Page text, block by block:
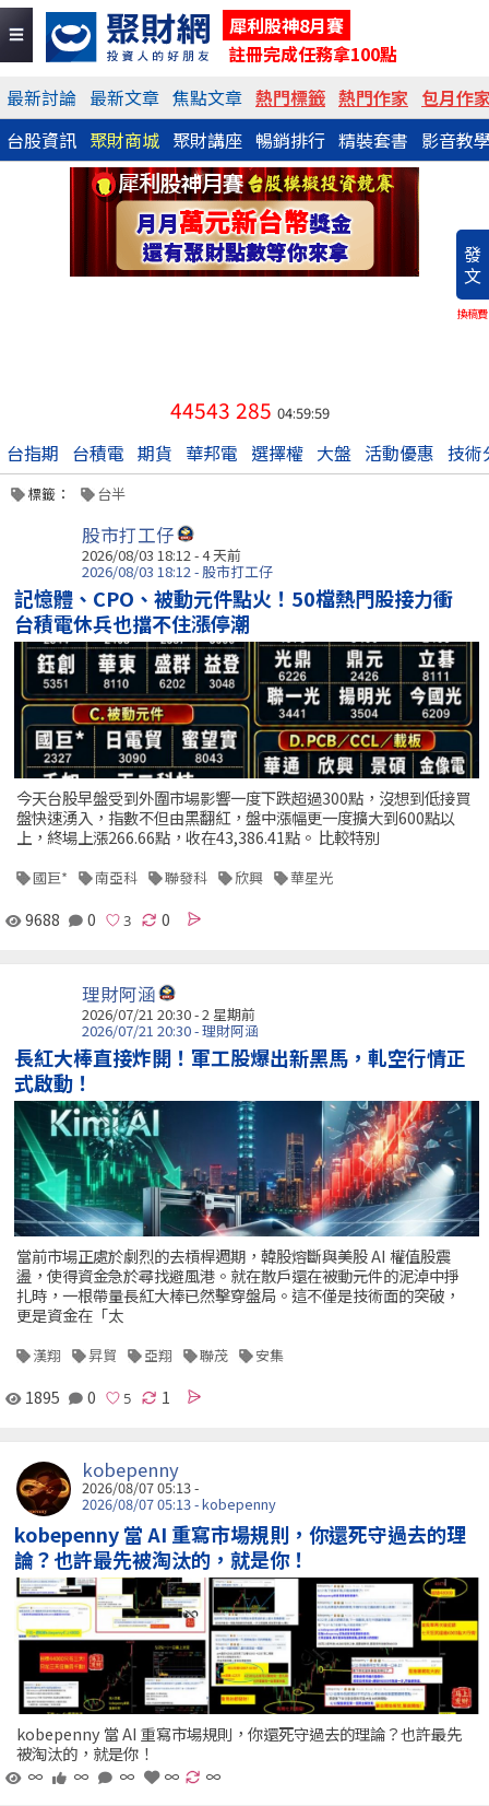
犀利股神8月賽
註冊完成任務拿100點
最新討論 最新文章 焦點文章 熱門標籤 熱門作家 包月作
台股資訊 聚財商城 聚財講座 暢銷排行 精裝套書 影音教
發
文
換稿費
44543 285 04:59:59
台指期 台積電 期貨 華邦電 選擇權 大盤 活動優惠 技術
標籤： 台半
股市打工仔
2026/08/03 18:12 - 4 天前
2026/08/03 18:12 - 股市打工仔
記憶體、CPO、被動元件點火！50檔熱門股接力衝
台積電休兵也擋不住漲停潮
今天台股早盤受到外圍市場影響一度下跌超過300點，沒想到低接買
盤快速湧入，指數不但由黑翻紅，盤中漲幅更一度擴大到600點以
上，終場上漲266.66點，收在43,386.41點。 比較特別
國巨* 南亞科 聯發科 欣興 華星光
9688 0 0
理財阿涵
2026/07/21 20:30 - 2 星期前
2026/07/21 20:30 - 理財阿涵
長紅大棒直接炸開！軍工股爆出新黑馬，軋空行情正
式啟動！
當前市場正處於劇烈的去槓桿週期，韓股熔斷與美股 AI 權值股震
盪，使得資金急於尋找避風港。就在散戶還在被動元件的泥淖中掙
扎時，一根帶量長紅大棒已然擊穿盤局。這不僅是技術面的突破，
更是資金在「太
漢翔 昇貿 亞翔 聯茂 安集
1895 0 1
kobepenny
2026/08/07 05:13 -
2026/08/07 05:13 - kobepenny
kobepenny 當 AI 重寫市場規則，你還死守過去的理
論？也許最先被淘汰的，就是你！
kobepenny 當 AI 重寫市場規則，你還死守過去的理論？也許最先
被淘汰的，就是你！
∞
∞ ∞ ∞ ∞